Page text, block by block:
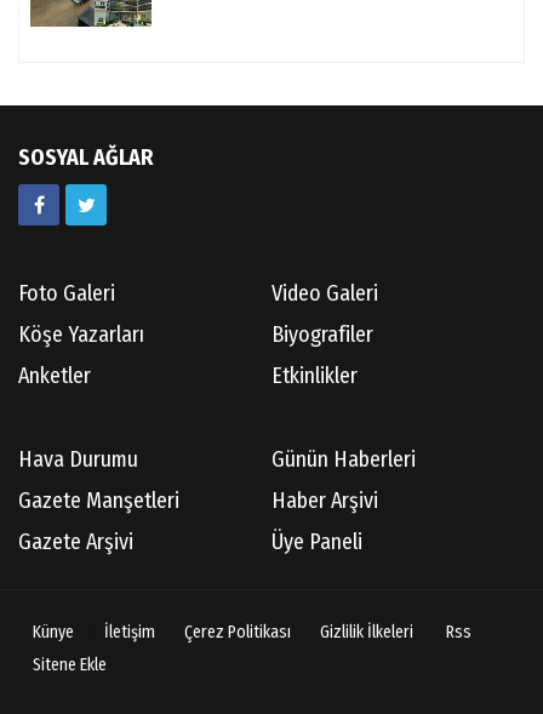
SOSYAL AĞLAR
Foto Galeri
Video Galeri
Köşe Yazarları
Biyografiler
Anketler
Etkinlikler
Hava Durumu
Günün Haberleri
Gazete Manşetleri
Haber Arşivi
Gazete Arşivi
Üye Paneli
Künye İletişim Çerez Politikası Gizlilik İlkeleri
Rss
Sitene Ekle